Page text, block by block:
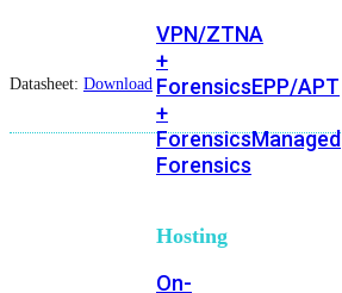
VPN/ZTNA
+
ForensicsEPP/APT
+
ForensicsManaged
Forensics
Hosting
On-
Datasheet: Download